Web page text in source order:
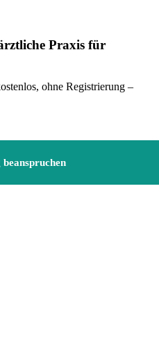
Praxis für
ohne Registrierung –